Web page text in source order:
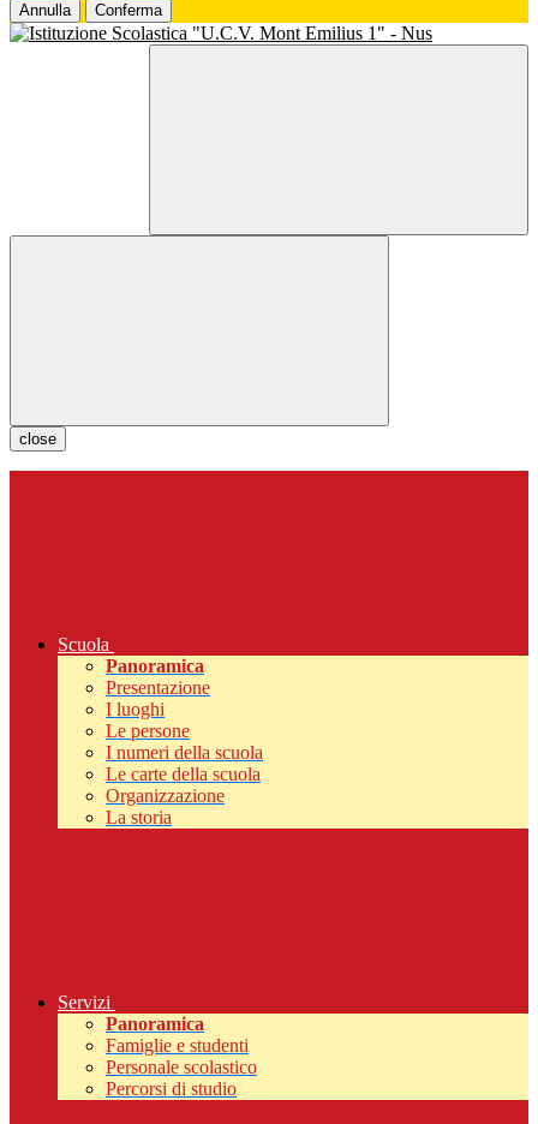
Annulla Conferma
close
Scuola
Panoramica
Presentazione
I luoghi
Le persone
I numeri della scuola
Le carte della scuola
Organizzazione
La storia
Servizi
Panoramica
Famiglie e studenti
Personale scolastico
Percorsi di studio